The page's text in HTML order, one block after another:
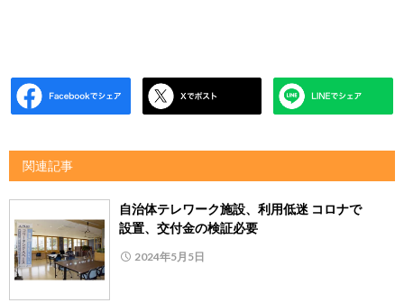
関連記事
自治体テレワーク施設、利用低迷 コロナで
設置、交付金の検証必要
2024年5月5日